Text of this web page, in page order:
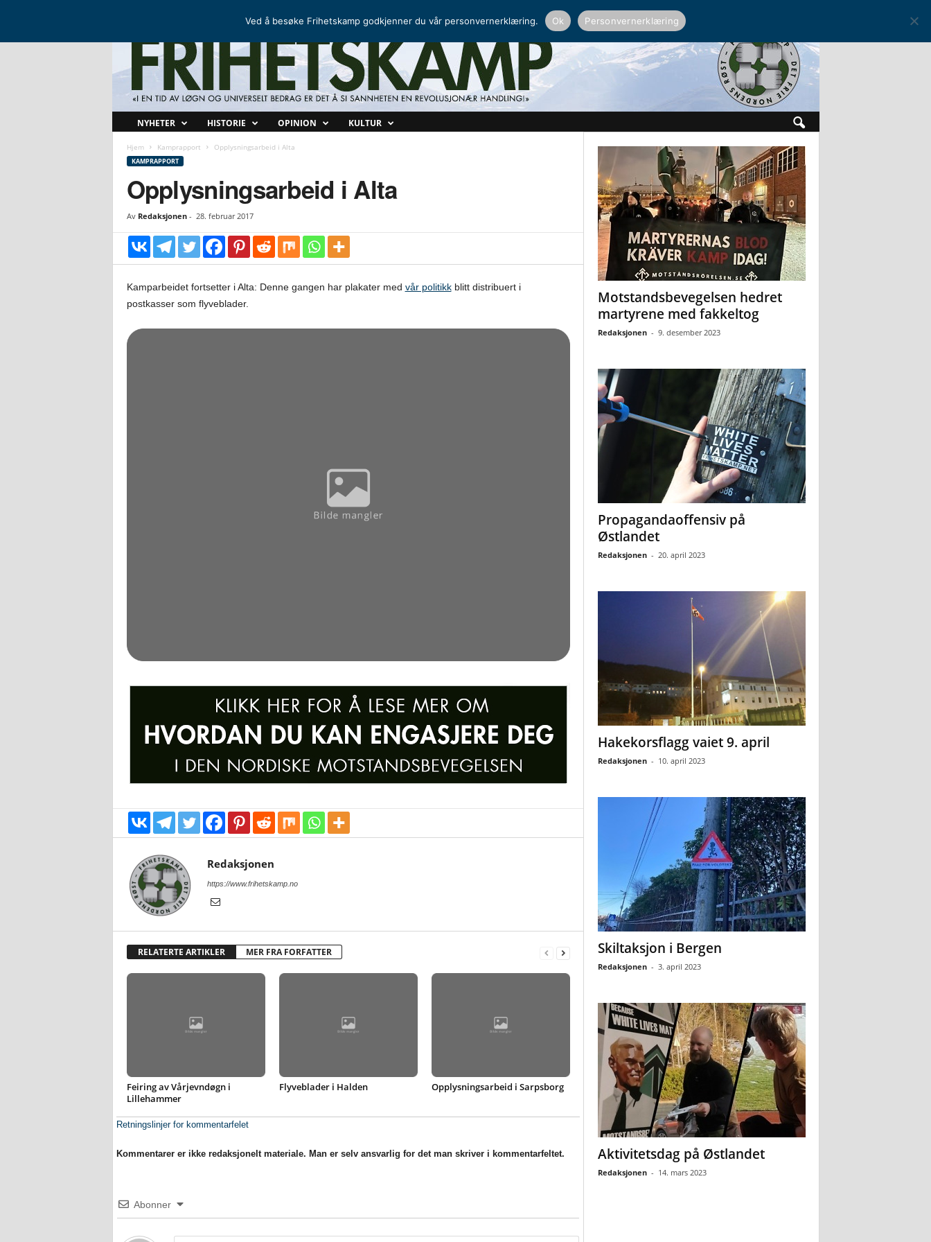
r
a
p
NYHETER HISTORIE OPINION KULTUR
Hjem Kamprapport Opplysningsarbeid i Alta
KAMPRAPPORT
Opplysningsarbeid i Alta
Av Redaksjonen- 28. februar 2017
Kamparbeidet fortsetter i Alta: Denne gangen har plakater med vår politikkblitt distribuert i
postkasser som flyveblader.
Redaksjonen
https://www.frihetskamp.no
RELATERTE ARTIKLER MER FRA FORFATTER
Feiring av Vårjevndøgn i
Lillehammer
Flyveblader i Halden Opplysningsarbeid i Sarpsborg
Retningslinjer for kommentarfelet
Kommentarer er ikke redaksjonelt materiale. Man er selv ansvarlig for det man skriver i kommentarfeltet.
Abonner
Motstandsbevegelsen hedret
martyrene med fakkeltog
Redaksjonen - 9. desember 2023
Propagandaoffensiv på
Østlandet
Redaksjonen - 20. april 2023
Hakekorsflagg vaiet 9. april
Redaksjonen - 10. april 2023
Skiltaksjon i Bergen
Redaksjonen - 3. april 2023
Aktivitetsdag på Østlandet
Redaksjonen - 14. mars 2023
Ved å besøke Frihetskamp godkjenner du vår personvernerklæring. Ok Personvernerklæring